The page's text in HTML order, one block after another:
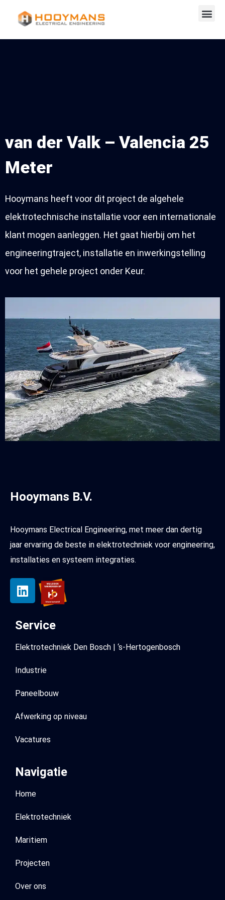
van der Valk – Valencia 25
Meter
Hooymans heeft voor dit project de algehele
elektrotechnische installatie voor een internationale
klant mogen aanleggen. Het gaat hierbij om het
engineeringtraject, installatie en inwerkingstelling
voor het gehele project onder Keur.
Hooymans B.V.
Hooymans Electrical Engineering, met meer dan dertig
jaar ervaring de beste in elektrotechniek voor engineering,
installaties en systeem integraties.
Service
Elektrotechniek Den Bosch | ‘s-Hertogenbosch
Industrie
Paneelbouw
Afwerking op niveau
Vacatures
Navigatie
Home
Elektrotechniek
Maritiem
Projecten
Over ons